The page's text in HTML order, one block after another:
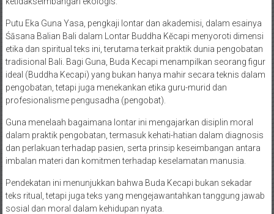
Putu Eka Guna Yasa, pengkaji lontar dan akademisi, dalam esainya
Śāsana Balian Bali dalam Lontar Buddha Kĕcapi menyoroti dimensi
etika dan spiritual teks ini, terutama terkait praktik dunia pengobatan
tradisional Bali. Bagi Guna, Buda Kecapi menampilkan seorang figur
ideal (Buddha Kecapi) yang bukan hanya mahir secara teknis dalam
pengobatan, tetapi juga menekankan etika guru-murid dan
profesionalisme pengusadha (pengobat).
Guna menelaah bagaimana lontar ini mengajarkan disiplin moral
dalam praktik pengobatan, termasuk kehati-hatian dalam diagnosis
dan perlakuan terhadap pasien, serta prinsip keseimbangan antara
imbalan materi dan komitmen terhadap keselamatan manusia.
Pendekatan ini menunjukkan bahwa Buda Kecapi bukan sekadar
teks ritual, tetapi juga teks yang mengejawantahkan tanggung jawab
sosial dan moral dalam kehidupan nyata.